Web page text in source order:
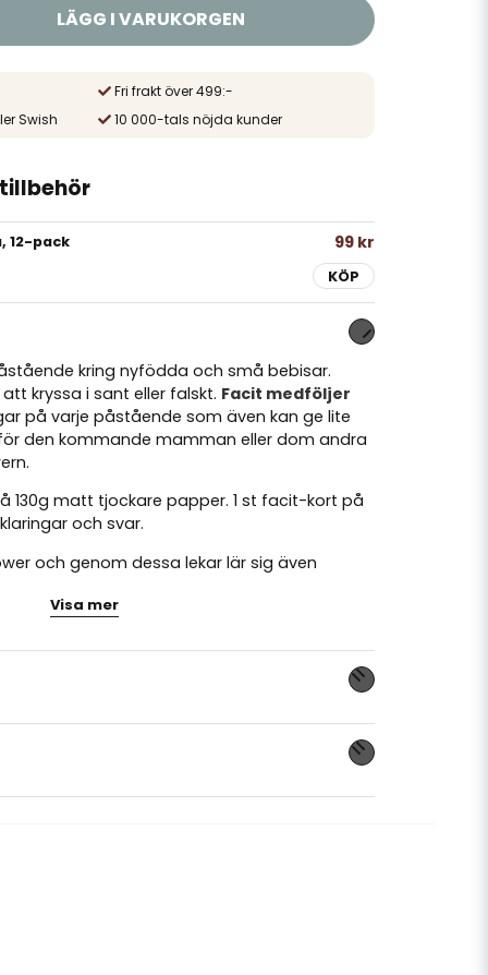
LÄGG I VARUKORGEN
Fri frakt över 499:-
Swish
10 000-tals nöjda kunder
12-pack 99 kr
KÖP
kring nyfödda och små bebisar.
kryssa i sant eller falskt. Facit medföljer
på varje påstående som även kan ge lite
den kommande mamman eller dom andra
130g matt tjockare papper. 1 st facit-kort på
och svar.
och genom dessa lekar lär sig även
Visa mer
produkten...